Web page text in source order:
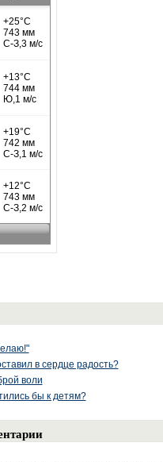
в сердце радость?
воли
бы к детям?